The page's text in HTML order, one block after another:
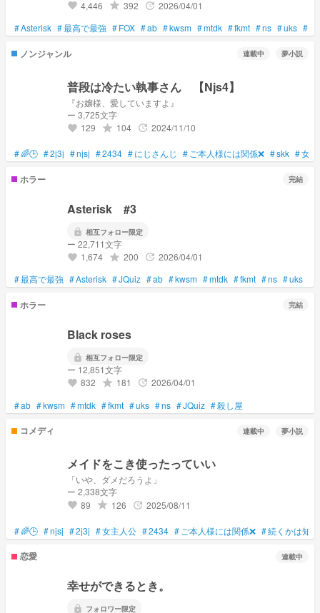
favorite 4,446 grade 392 update 2026/04/01
#Asterisk #最高で最強 #FOX #ab #kwsm #mtdk #fkmt #ns #uks #
ノンジャンル 連載中 夢小説
普段は冷たい執事さん 【Njs4】
『お嬢様、愛していますよ』
ー 3,725文字
favorite 129 grade 104 update 2024/11/10
#🌈🕒 #2j3j #njsj #2434 #にじさんじ # ご本人様には関係❌ #skk #女
ホラー 完結
Asterisk #3
lock 相互フォロー限定
ー 22,711文字
favorite 1,674 grade 200 update 2026/04/01
#最高で最強 #Asterisk #JQuiz #ab #kwsm #mtdk #fkmt #ns #uks
ホラー 完結
Black roses
lock 相互フォロー限定
ー 12,851文字
favorite 832 grade 181 update 2026/04/01
#ab #kwsm #mtdk #fkmt #uks #ns #JQuiz #殺し屋
コメディ 連載中 夢小説
メイドをこき使ったっていい
「いや、ダメだろうよ」
ー 2,338文字
favorite 89 grade 126 update 2025/08/11
#🌈🕒 #njsj #2j3j #女主人公 #2434 # ご本人様には関係❌ #続くかは知
恋愛 連載中
幸せができるとき。
lock フォロワー限定